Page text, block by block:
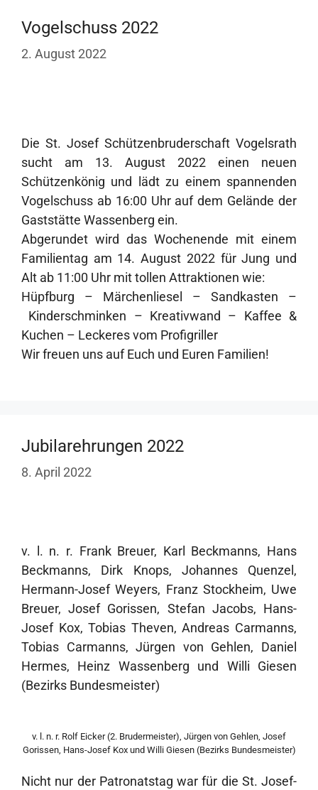
Vogelschuss 2022
2. August 2022
Die St. Josef Schützenbruderschaft Vogelsrath
sucht am 13. August 2022 einen neuen
Schützenkönig und lädt zu einem spannenden
Vogelschuss ab 16:00 Uhr auf dem Gelände der
Gaststätte Wassenberg ein.
Abgerundet wird das Wochenende mit einem
Familientag am 14. August 2022 für Jung und
Alt ab 11:00 Uhr mit tollen Attraktionen wie:
Hüpfburg – Märchenliesel – Sandkasten –
Kinderschminken – Kreativwand – Kaffee &
Kuchen – Leckeres vom Profigriller
Wir freuen uns auf Euch und Euren Familien!
Jubilarehrungen 2022
8. April 2022
v. l. n. r. Frank Breuer, Karl Beckmanns, Hans
Beckmanns, Dirk Knops, Johannes Quenzel,
Hermann-Josef Weyers, Franz Stockheim, Uwe
Breuer, Josef Gorissen, Stefan Jacobs, Hans-
Josef Kox, Tobias Theven, Andreas Carmanns,
Tobias Carmanns, Jürgen von Gehlen, Daniel
Hermes, Heinz Wassenberg und Willi Giesen
(Bezirks Bundesmeister)
v. l. n. r. Rolf Eicker (2. Brudermeister), Jürgen von Gehlen, Josef
Gorissen, Hans-Josef Kox und Willi Giesen (Bezirks Bundesmeister)
Nicht nur der Patronatstag war für die St. Josef-